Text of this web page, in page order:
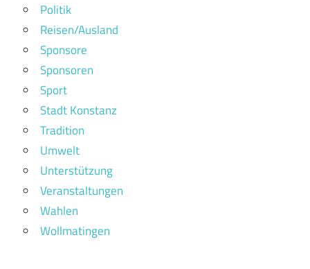
Politik
Reisen/Ausland
Sponsore
Sponsoren
Sport
Stadt Konstanz
Tradition
Umwelt
Unterstützung
Veranstaltungen
Wahlen
Wollmatingen